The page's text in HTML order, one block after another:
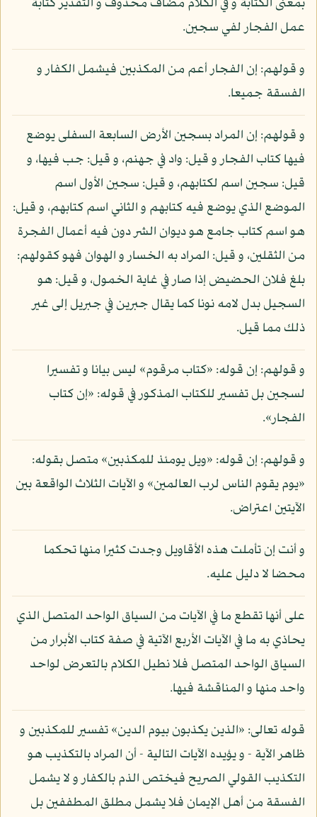
بمعنى الكتابة و في الكلام مضاف محذوف و التقدير كتابة
عمل الفجار لفي سجين.
و قولهم: إن الفجار أعم من المكذبين فيشمل الكفار و
الفسقة جميعا.
و قولهم: إن المراد بسجين الأرض السابعة السفلى يوضع
فيها كتاب الفجار و قيل: واد في جهنم، و قيل: جب فيها، و
قيل: سجين اسم لكتابهم، و قيل: سجين الأول اسم
الموضع الذي يوضع فيه كتابهم و الثاني اسم كتابهم، و قيل:
هو اسم كتاب جامع هو ديوان الشر دون فيه أعمال الفجرة
من الثقلين، و قيل: المراد به الخسار و الهوان فهو كقولهم:
بلغ فلان الحضيض إذا صار في غاية الخمول، و قيل: هو
السجيل بدل لامه نونا كما يقال جبرين في جبريل إلى غير
ذلك مما قيل.
و قولهم: إن قوله: «كتاب مرقوم» ليس بيانا و تفسيرا
لسجين بل تفسير للكتاب المذكور في قوله: «إن كتاب
الفجار».
و قولهم: إن قوله: «ويل يومئذ للمكذبين» متصل بقوله:
«يوم يقوم الناس لرب العالمين» و الآيات الثلاث الواقعة بين
الآيتين اعتراض.
و أنت إن تأملت هذه الأقاويل وجدت كثيرا منها تحكما
محضا لا دليل عليه.
على أنها تقطع ما في الآيات من السياق الواحد المتصل الذي
يحاذي به ما في الآيات الأربع الآتية في صفة كتاب الأبرار من
السياق الواحد المتصل فلا نطيل الكلام بالتعرض لواحد
واحد منها و المناقشة فيها.
قوله تعالى: «الذين يكذبون بيوم الدين» تفسير للمكذبين و
ظاهر الآية - و يؤيده الآيات التالية - أن المراد بالتكذيب هو
التكذيب القولي الصريح فيختص الذم بالكفار و لا يشمل
الفسقة من أهل الإيمان فلا يشمل مطلق المطففين بل